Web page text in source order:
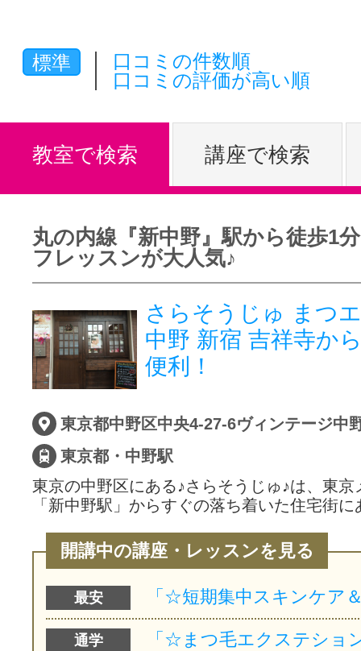
体験レッス
やりたいこ
特集をみる
グッドスク
掲載のお問
サイトマッ
標準
口コミの件数順
口コミの評価が高い順
教室で検索 講座で検索
丸の内線『新中野』駅から徒歩1
フレッスンが大人気♪
さらそうじゅ まつ
中野 新宿 吉祥寺か
便利！
東京都中野区中央4-27-6ヴィンテージ中
東京都・中野駅
東京の中野区にある♪さらそうじゅ♪は、東京
「新中野駅」からすぐの落ち着いた住宅街
開講中の講座・レッスンを見る
最安
通学